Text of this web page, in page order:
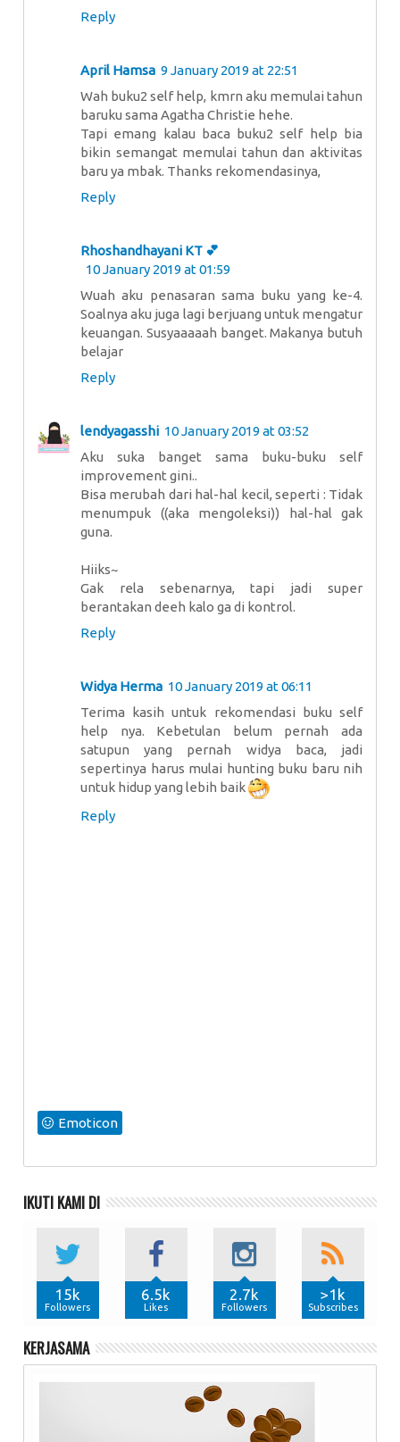
Reply
April Hamsa 9 January 2019 at 22:51
Wah buku2 self help, kmrn aku memulai tahun
baruku sama Agatha Christie hehe.
Tapi emang kalau baca buku2 self help bia
bikin semangat memulai tahun dan aktivitas
baru ya mbak. Thanks rekomendasinya,
Reply
Rhoshandhayani KT 💕
10 January 2019 at 01:59
Wuah aku penasaran sama buku yang ke-4.
Soalnya aku juga lagi berjuang untuk mengatur
keuangan. Susyaaaaah banget. Makanya butuh
belajar
Reply
lendyagasshi 10 January 2019 at 03:52
Aku suka banget sama buku-buku self
improvement gini..
Bisa merubah dari hal-hal kecil, seperti : Tidak
menumpuk ((aka mengoleksi)) hal-hal gak
guna.
Hiiks~
Gak rela sebenarnya, tapi jadi super
berantakan deeh kalo ga di kontrol.
Reply
Widya Herma 10 January 2019 at 06:11
Terima kasih untuk rekomendasi buku self
help nya. Kebetulan belum pernah ada
satupun yang pernah widya baca, jadi
sepertinya harus mulai hunting buku baru nih
untuk hidup yang lebih baik
Reply
Emoticon
IKUTI KAMI DI
15k
Followers
6.5k
Likes
2.7k
Followers
>1k
Subscribes
KERJASAMA